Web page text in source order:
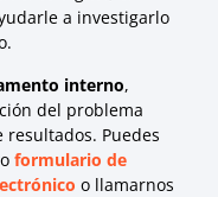
a investigarlo
interno,
del problema
Puedes
formulario de
o llamarnos